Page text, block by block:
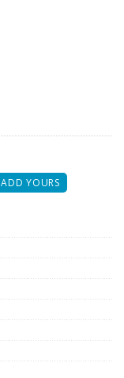
ADD YOURS